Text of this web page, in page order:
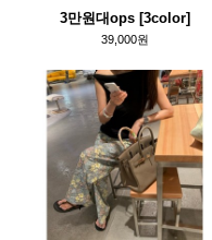
3만원대ops [3color]
39,000원